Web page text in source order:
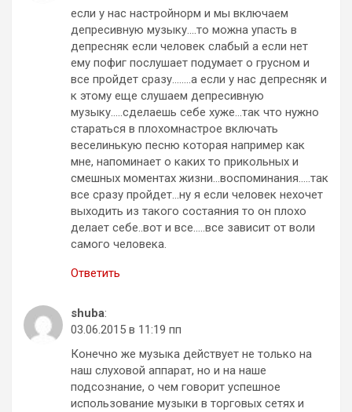
если у нас настройнорм и мы включаем
депресивную музыку….то можна упасть в
депресняк если человек слабый а если нет
ему пофиг послушает подумает о грусном и
все пройдет сразу……..а если у нас депресняк и
к этому еще слушаем депресивную
музыку…..сделаешь себе хуже…так что нужно
стараться в плохомнастрое включать
веселинькую песню которая например как
мне, напоминает о каких то прикольных и
смешных моментах жизни…воспоминания…..так
все сразу пройдет…ну я если человек нехочет
выходить из такого состаяния то он плохо
делает себе..вот и все…..все зависит от воли
самого человека.
Ответить
shuba:
03.06.2015 в 11:19 пп
Конечно же музыка действует не только на
наш слуховой аппарат, но и на наше
подсознание, о чем говорит успешное
использование музыки в торговых сетях и